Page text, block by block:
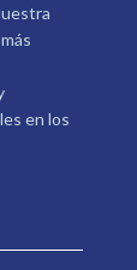
en los